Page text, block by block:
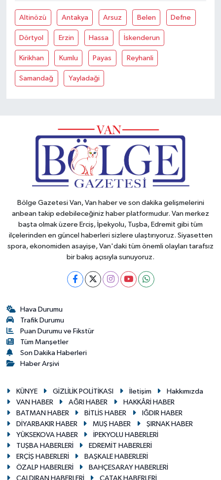
Altinözü Antakya Arsuz Belen Defne
Dörtyol Erzin Hassa İskenderun
Kirikhan Kumlu Payas Reyhanli
Samandağ Yayladaği
Bölge Gazetesi Van, Van haber ve son dakika gelişmelerini
anbean takip edebileceğiniz haber platformudur. Van merkez
başta olmak üzere Erciş, İpekyolu, Tuşba, Edremit gibi tüm
ilçelerinden en güncel haberleri sizlere ulaştırıyoruz. Siyasetten
spora, ekonomiden asayişe, Van'daki tüm önemli olayları tarafsız
bir bakış açısıyla sunuyoruz.
Hava Durumu
Trafik Durumu
Puan Durumu ve Fikstür
Tüm Manşetler
Son Dakika Haberleri
Haber Arşivi
KÜNYE GİZLİLİK POLİTİKASI İletişim
Hakkımızda
VAN HABER
AĞRI HABER
HAKKÂRİ HABER
BATMAN HABER
BİTLİS HABER
IĞDIR HABER
DİYARBAKIR HABER
MUŞ HABER
ŞIRNAK HABER
YÜKSEKOVA HABER
İPEKYOLU HABERLERİ
TUŞBA HABERLERİ
EDREMİT HABERLERİ
ERÇİŞ HABERLERİ
BAŞKALE HABERLERİ
ÖZALP HABERLERİ
BAHÇESARAY HABERLERİ
ÇALDIRAN HABERLERİ
ÇATAK HABERLERİ